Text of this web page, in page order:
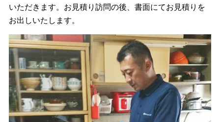
いただきます。お見積り訪問の後、書面にてお見積りを
お出しいたします。